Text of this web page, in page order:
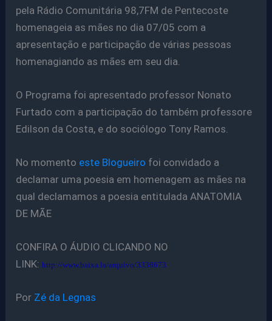
pela Rádio Comunitária 98,7FM de Pentecoste
homenageia as mães no dia 07/05 com a
apresentação e participação de várias pessoas
homenagiando as mães em seu dia.
O Programa foi apresentado professor Nonato
Furtado com a participação do também professore
Edilson da Costa, e do sociólogo Tony Ramos.
No momento este Blogueiro foi convidado a
declamar uma poesia em homenagem as mães na
qual declamamos a poesia entitulada ANATOMIA
DE MÃE
CONFIRA O ÁUDIO CLICANDO NO
LINK:http://www.baixa.la/arquivo/3338673
Por Zé da Legnas